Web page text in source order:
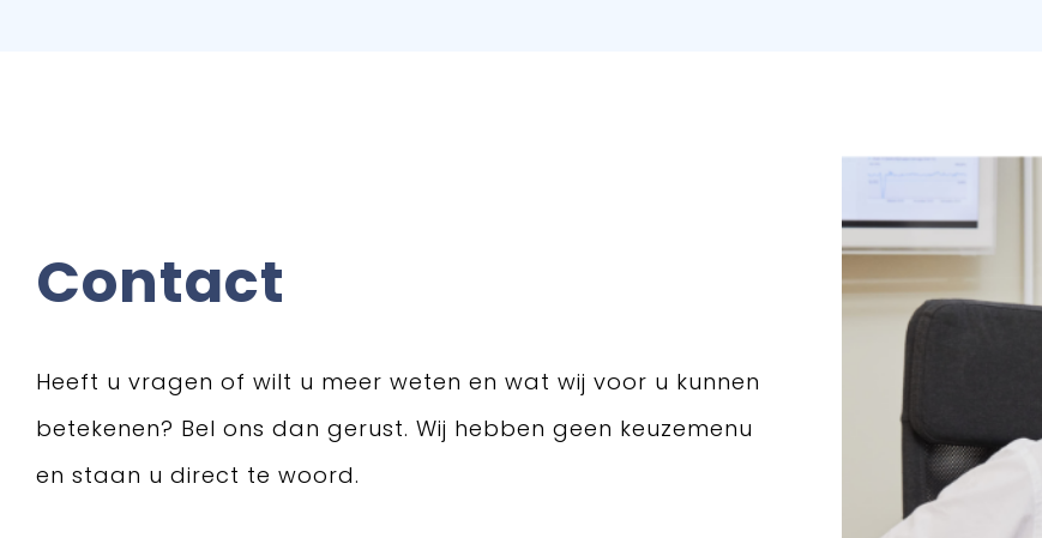
Contact
Heeft u vragen of wilt u meer weten en wat wij voor u kunnen
betekenen? Bel ons dan gerust. Wij hebben geen keuzemenu
en staan u direct te woord.